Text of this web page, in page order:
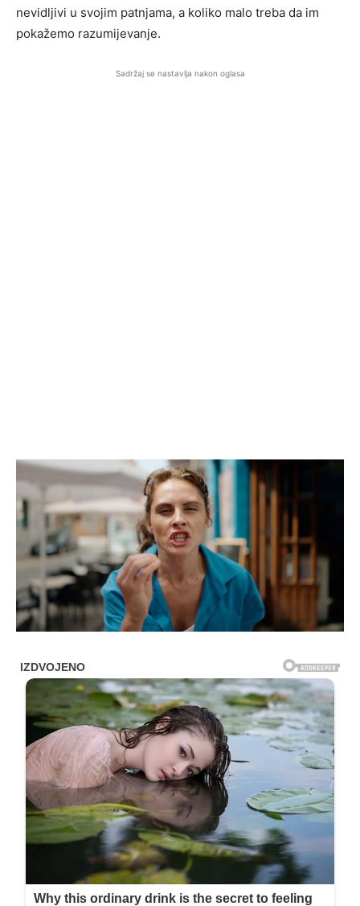
nevidljivi u svojim patnjama, a koliko malo treba da im
pokažemo razumijevanje.
Sadržaj se nastavlja nakon oglasa